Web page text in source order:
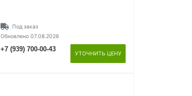
Под заказ
Обновлено 07.08.2026
+7 (939) 700-00-43
УТОЧНИТЬ ЦЕНУ